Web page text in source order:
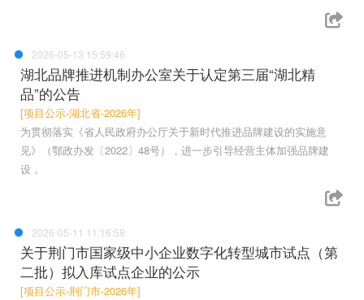
2026-05-13 15:59:46
湖北品牌推进机制办公室关于认定第三届“湖北精
品”的公告
[项目公示-湖北省-2026年]
为贯彻落实《省人民政府办公厅关于新时代推进品牌建设的实施意
见》（鄂政办发〔2022〕48号），进一步引导经营主体加强品牌建
设，
2026-05-11 11:16:58
关于荆门市国家级中小企业数字化转型城市试点（第
二批）拟入库试点企业的公示
[项目公示-荆门市-2026年]